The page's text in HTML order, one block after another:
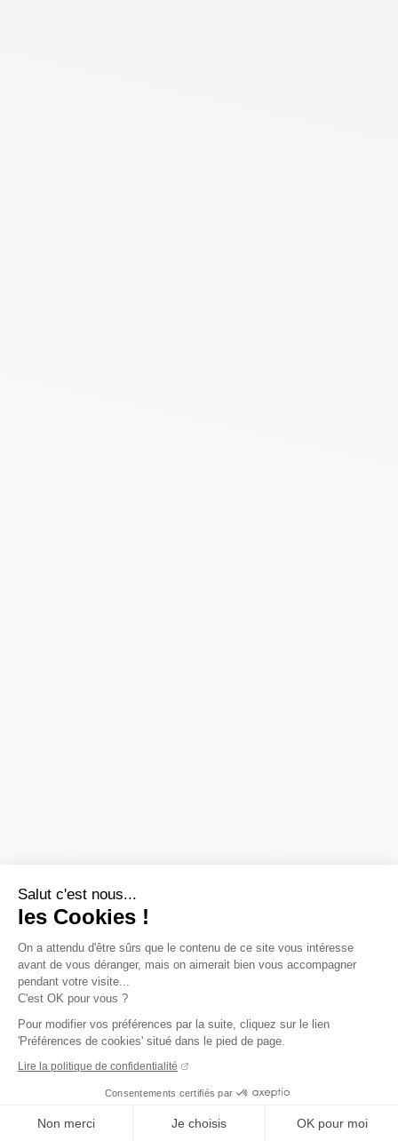
Salut c'est nous...
les Cookies !
On a attendu d'être sûrs que le contenu de ce site vous intéresse
avant de vous déranger, mais on aimerait bien vous accompagner
pendant votre visite...
C'est OK pour vous ?
Pour modifier vos préférences par la suite, cliquez sur le lien
'Préférences de cookies' situé dans le pied de page.
Lire la politique de confidentialité
Consentements certifiés par
Non merci Je choisis OK pour moi